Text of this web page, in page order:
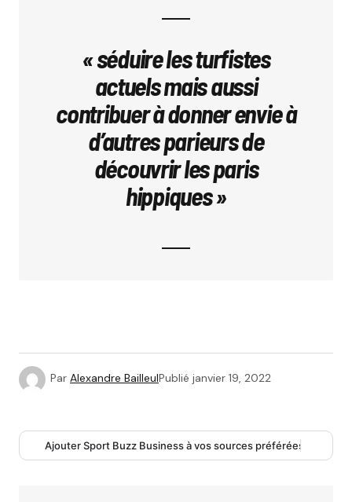
« séduire les turfistes
actuels mais aussi
contribuer à donner envie à
d’autres parieurs de
découvrir les paris
hippiques »
Par Alexandre BailleulPublié janvier 19, 2022
Ajouter Sport Buzz Business à vos sources préférées